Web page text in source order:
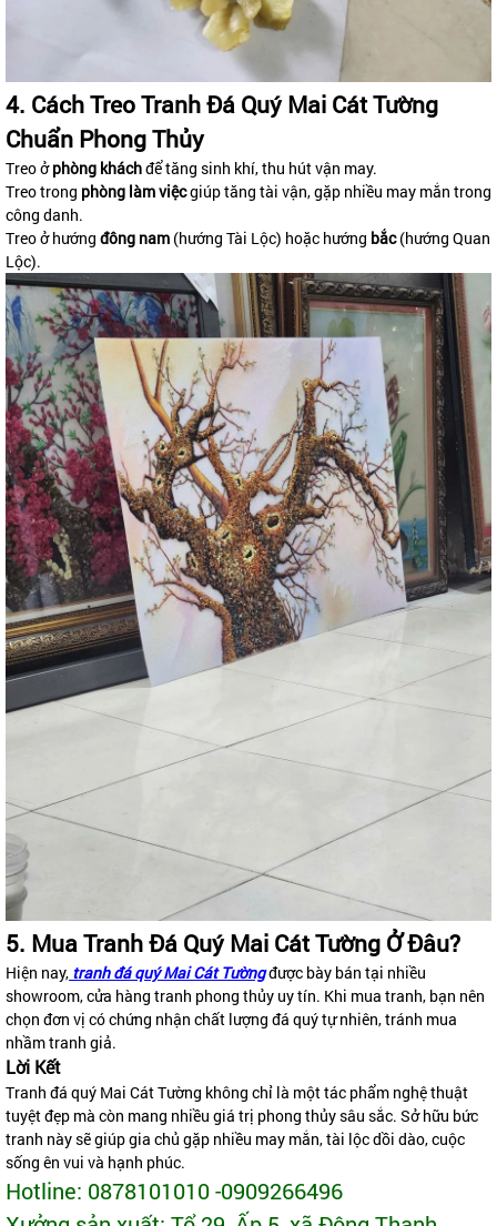
4. Cách Treo Tranh Đá Quý Mai Cát Tường
Chuẩn Phong Thủy
Treo ởphòng kháchđể tăng sinh khí, thu hút vận may.
Treo trong phòng làm việcgiúp tăng tài vận, gặp nhiều may mắn trong
công danh.
Treo ở hướng đông nam (hướng Tài Lộc) hoặc hướng bắc(hướng Quan
Lộc).
5. Mua Tranh Đá Quý Mai Cát Tường Ở Đâu?
Hiện nay, tranh đá quý Mai Cát Tườngđược bày bán tại nhiều
showroom, cửa hàng tranh phong thủy uy tín. Khi mua tranh, bạn nên
chọn đơn vị có chứng nhận chất lượng đá quý tự nhiên, tránh mua
nhầm tranh giả.
Lời Kết
Tranh đá quý Mai Cát Tường không chỉ là một tác phẩm nghệ thuật
tuyệt đẹp mà còn mang nhiều giá trị phong thủy sâu sắc. Sở hữu bức
tranh này sẽ giúp gia chủ gặp nhiều may mắn, tài lộc dồi dào, cuộc
sống ên vui và hạnh phúc.
Hotline: 0878101010 -0909266496